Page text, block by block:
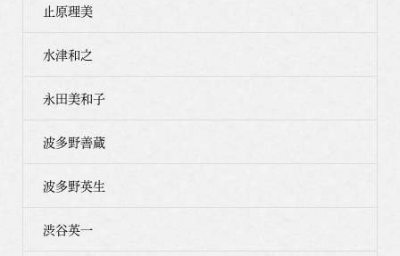
止原理美
水津和之
永田美和子
波多野善蔵
波多野英生
渋谷英一